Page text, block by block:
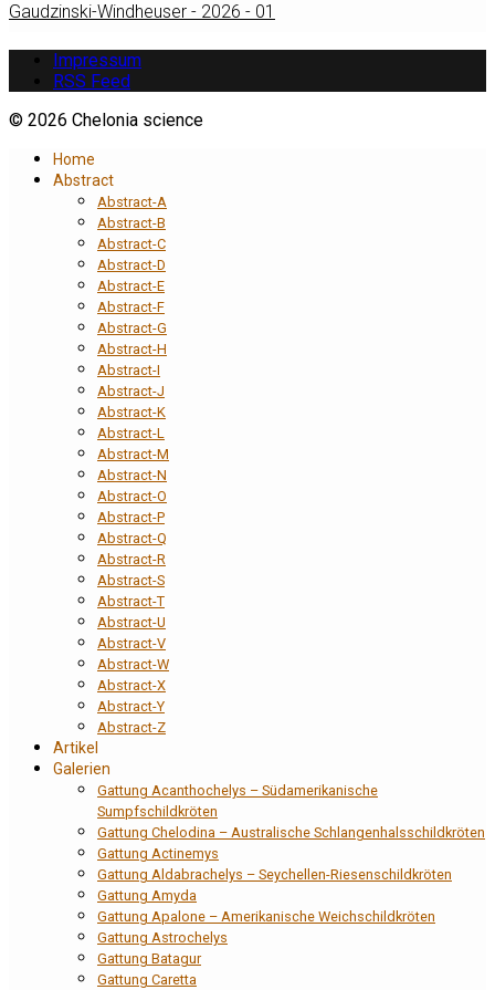
Gaudzinski-Windheuser - 2026 - 01
Impressum
RSS Feed
© 2026 Chelonia science
Home
Abstract
Abstract-A
Abstract-B
Abstract-C
Abstract-D
Abstract-E
Abstract-F
Abstract-G
Abstract-H
Abstract-I
Abstract-J
Abstract-K
Abstract-L
Abstract-M
Abstract-N
Abstract-O
Abstract-P
Abstract-Q
Abstract-R
Abstract-S
Abstract-T
Abstract-U
Abstract-V
Abstract-W
Abstract-X
Abstract-Y
Abstract-Z
Artikel
Galerien
Gattung Acanthochelys – Südamerikanische
Sumpfschildkröten
Gattung Chelodina – Australische Schlangenhalsschildkröten
Gattung Actinemys
Gattung Aldabrachelys – Seychellen-Riesenschildkröten
Gattung Amyda
Gattung Apalone – Amerikanische Weichschildkröten
Gattung Astrochelys
Gattung Batagur
Gattung Caretta